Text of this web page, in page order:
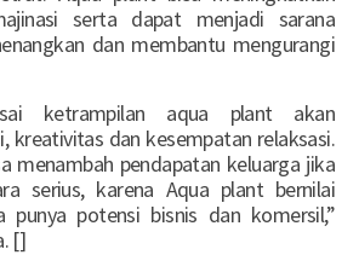
serta dapat menjadi sarana
dan membantu mengurangi
ketrampilan aqua plant akan
kreativitas dan kesempatan relaksasi.
menambah pendapatan keluarga jika
serius, karena Aqua plant bernilai
punya potensi bisnis dan komersil,”
[]